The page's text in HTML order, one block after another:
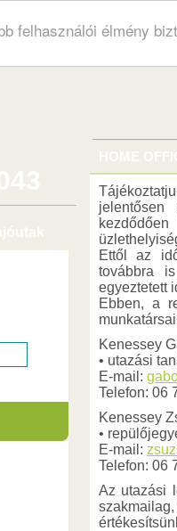
felhasználói élmény
HOME
jelentősen
Ettől az
továbbra
egyeztetett
Ebben, a
Kenessey
• utazási
E-mail:
Telefon: 06
Kenessey
•
E-mail:
Telefon: 06
Az utazási